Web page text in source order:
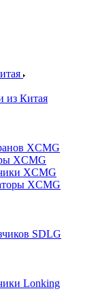
из Китая
XCMG
XCMG
XCMG
XCMG
SDLG
Lonking